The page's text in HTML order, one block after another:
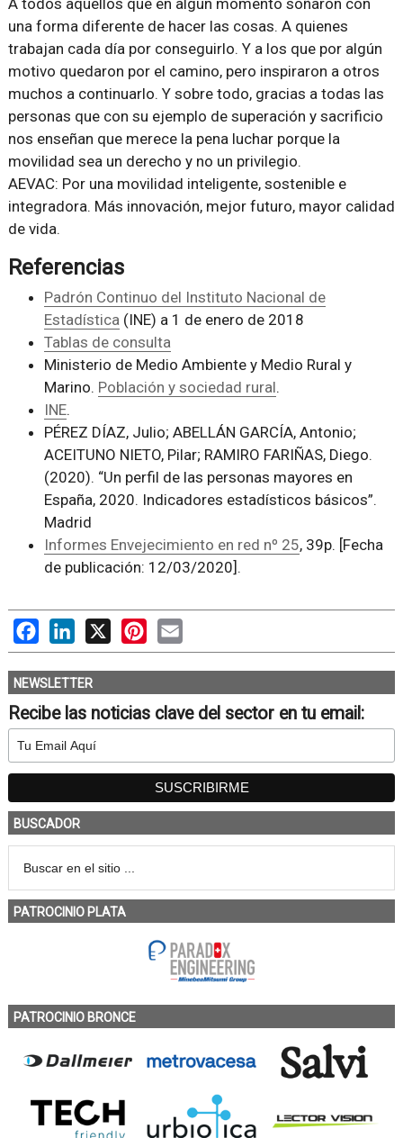
A todos aquellos que en algún momento soñaron con
una forma diferente de hacer las cosas. A quienes
trabajan cada día por conseguirlo. Y a los que por algún
motivo quedaron por el camino, pero inspiraron a otros
muchos a continuarlo. Y sobre todo, gracias a todas las
personas que con su ejemplo de superación y sacrificio
nos enseñan que merece la pena luchar porque la
movilidad sea un derecho y no un privilegio.
AEVAC: Por una movilidad inteligente, sostenible e
integradora. Más innovación, mejor futuro, mayor calidad
de vida.
Referencias
Padrón Continuo del Instituto Nacional de
Estadística(INE) a 1 de enero de 2018
Tablas de consulta
Ministerio de Medio Ambiente y Medio Rural y
Marino. Población y sociedad rural.
INE.
PÉREZ DÍAZ, Julio; ABELLÁN GARCÍA, Antonio;
ACEITUNO NIETO, Pilar; RAMIRO FARIÑAS, Diego.
(2020). “Un perfil de las personas mayores en
España, 2020. Indicadores estadísticos básicos”.
Madrid
Informes Envejecimiento en red nº 25, 39p. [Fecha
de publicación: 12/03/2020].
FacebookLinkedIn Pinterest
NEWSLETTER
Recibe las noticias clave del sector en tu email:
BUSCADOR
PATROCINIO PLATA
PATROCINIO BRONCE